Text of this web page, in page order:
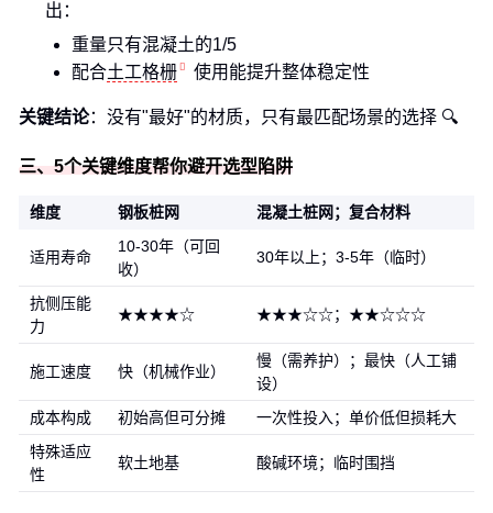
出：
重量只有混凝土的1/5
配合土工格栅 使用能提升整体稳定性
关键结论：没有"最好"的材质，只有最匹配场景的选择 🔍
三、5个关键维度帮你避开选型陷阱
维度 钢板桩网 混凝土桩网；复合材料
适用寿命
10-30年（可回
收）
30年以上；3-5年（临时）
抗侧压能
力
★★★★☆ ★★★☆☆；★★☆☆☆
施工速度 快（机械作业）
慢（需养护）；最快（人工铺
设）
成本构成
初始高但可分摊
一次性投入；单价低但损耗大
特殊适应
性
软土地基 酸碱环境；临时围挡